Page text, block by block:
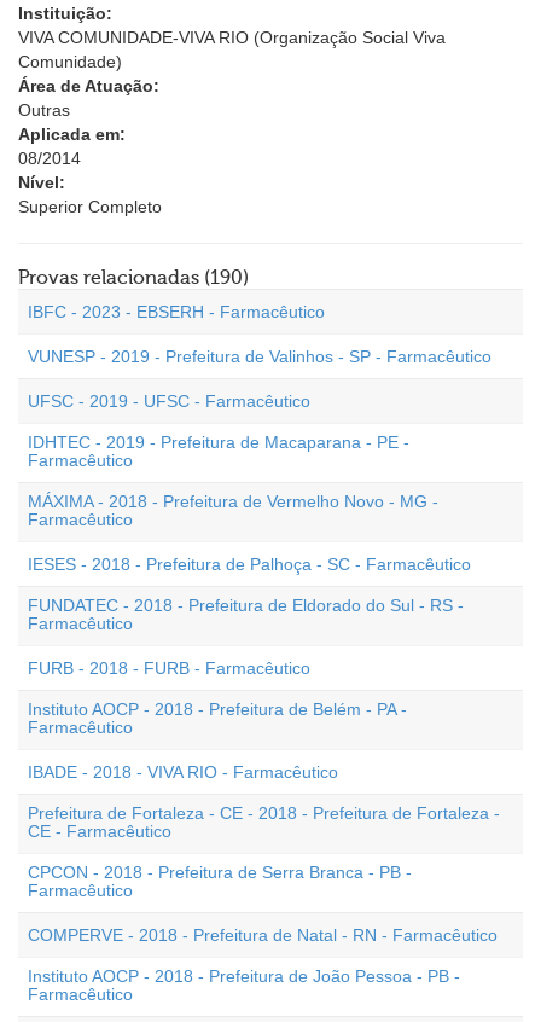
Instituição:
VIVA COMUNIDADE-VIVA RIO (Organização Social Viva
Comunidade)
Área de Atuação:
Outras
Aplicada em:
08/2014
Nível:
Superior Completo
Provas relacionadas (190)
IBFC - 2023 - EBSERH - Farmacêutico
VUNESP - 2019 - Prefeitura de Valinhos - SP - Farmacêutico
UFSC - 2019 - UFSC - Farmacêutico
IDHTEC - 2019 - Prefeitura de Macaparana - PE -
Farmacêutico
MÁXIMA - 2018 - Prefeitura de Vermelho Novo - MG -
Farmacêutico
IESES - 2018 - Prefeitura de Palhoça - SC - Farmacêutico
FUNDATEC - 2018 - Prefeitura de Eldorado do Sul - RS -
Farmacêutico
FURB - 2018 - FURB - Farmacêutico
Instituto AOCP - 2018 - Prefeitura de Belém - PA -
Farmacêutico
IBADE - 2018 - VIVA RIO - Farmacêutico
Prefeitura de Fortaleza - CE - 2018 - Prefeitura de Fortaleza -
CE - Farmacêutico
CPCON - 2018 - Prefeitura de Serra Branca - PB -
Farmacêutico
COMPERVE - 2018 - Prefeitura de Natal - RN - Farmacêutico
Instituto AOCP - 2018 - Prefeitura de João Pessoa - PB -
Farmacêutico